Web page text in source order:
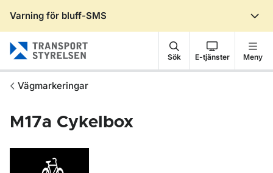
Varning för bluff-SMS
Sök E-tjänster Meny
Vägmarkeringar
M17a Cykelbox